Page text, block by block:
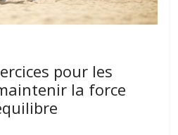
pour les
la force